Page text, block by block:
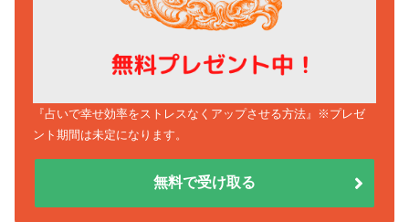
『占いで幸せ効率をストレスなくアップさせる方法』※プレゼ
ント期間は未定になります。
無料で受け取る